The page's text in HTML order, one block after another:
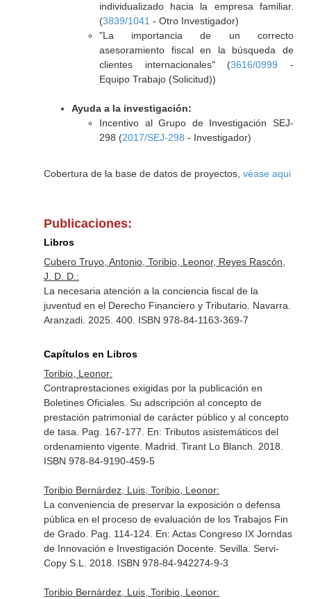
individualizado hacia la empresa familiar.
(3839/1041 - Otro Investigador)
"La importancia de un correcto
asesoramiento fiscal en la búsqueda de
clientes internacionales" (3616/0999 -
Equipo Trabajo (Solicitud))
Ayuda a la investigación:
Incentivo al Grupo de Investigación SEJ-
298 (2017/SEJ-298 - Investigador)
Cobertura de la base de datos de proyectos, véase aqui
Publicaciones:
Libros
Cubero Truyo, Antonio, Toribio, Leonor, Reyes Rascón,
J. D. D.:
La necesaria atención a la conciencia fiscal de la
juventud en el Derecho Financiero y Tributario. Navarra.
Aranzadi. 2025. 400. ISBN 978-84-1163-369-7
Capítulos en Libros
Toribio, Leonor:
Contraprestaciones exigidas por la publicación en
Boletines Oficiales. Su adscripción al concepto de
prestación patrimonial de carácter público y al concepto
de tasa. Pag. 167-177. En: Tributos asistemáticos del
ordenamiento vigente. Madrid. Tirant Lo Blanch. 2018.
ISBN 978-84-9190-459-5
Toribio Bernárdez, Luis, Toribio, Leonor:
La conveniencia de preservar la exposición o defensa
pública en el proceso de evaluación de los Trabajos Fin
de Grado. Pag. 114-124. En: Actas Congreso IX Jorndas
de Innovación e Investigación Docente. Sevilla. Servi-
Copy S.L. 2018. ISBN 978-84-942274-9-3
Toribio Bernárdez, Luis, Toribio, Leonor: